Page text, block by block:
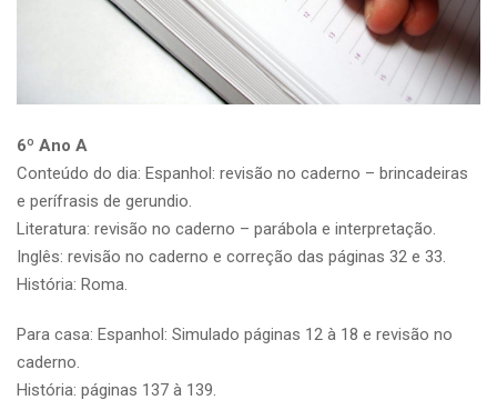
6º Ano A
Conteúdo do dia: Espanhol: revisão no caderno – brincadeiras
e perífrasis de gerundio.
Literatura: revisão no caderno – parábola e interpretação.
Inglês: revisão no caderno e correção das páginas 32 e 33.
História: Roma.
Para casa: Espanhol: Simulado páginas 12 à 18 e revisão no
caderno.
História: páginas 137 à 139.